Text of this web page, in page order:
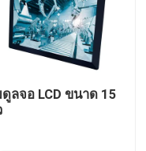
ลจอ LCD ขนาด 15